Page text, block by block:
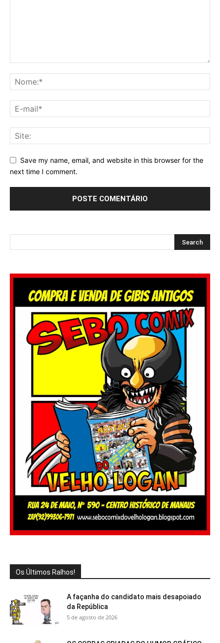
Save my name, email, and website in this browser for the
next time I comment.
Os Últimos Ralhos!
A façanha do candidato mais desapoiado
da República
5 de agosto de 2026